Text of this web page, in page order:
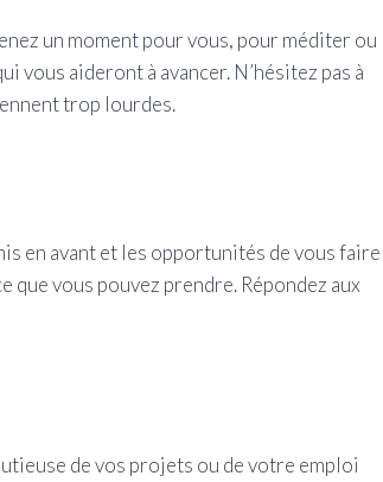
un moment pour vous, pour méditer ou
aideront à avancer. N’hésitez pas à
trop lourdes.
en avant et les opportunités de vous faire
que vous pouvez prendre. Répondez aux
de vos projets ou de votre emploi